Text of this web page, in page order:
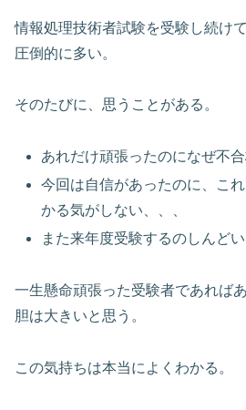
情報処理技術者試験を受験し続け
圧倒的に多い。
そのたびに、思うことがある。
あれだけ頑張ったのになぜ不合
今回は自信があったのに、こ
かる気がしない、、、
また来年度受験するのしんどい
一生懸命頑張った受験者であれば
胆は大きいと思う。
この気持ちは本当によくわかる。